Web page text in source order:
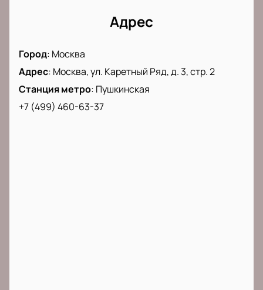
вместе с нами!
Адрес
Город: Москва
Адрес: Москва, ул. Каретный Ряд, д. 3, стр. 2
Станция метро: Пушкинская
+7 (499) 460-63-37